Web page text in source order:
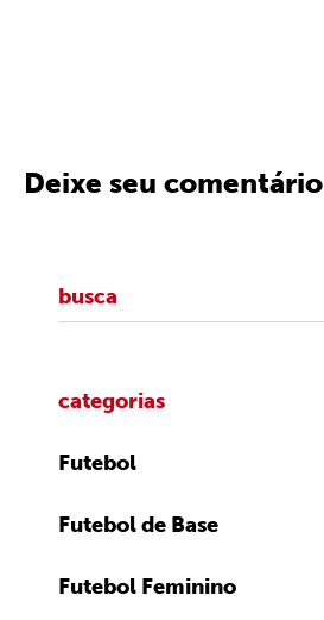
Deixe seu comentário
categorias
Futebol
Futebol de Base
Futebol Feminino